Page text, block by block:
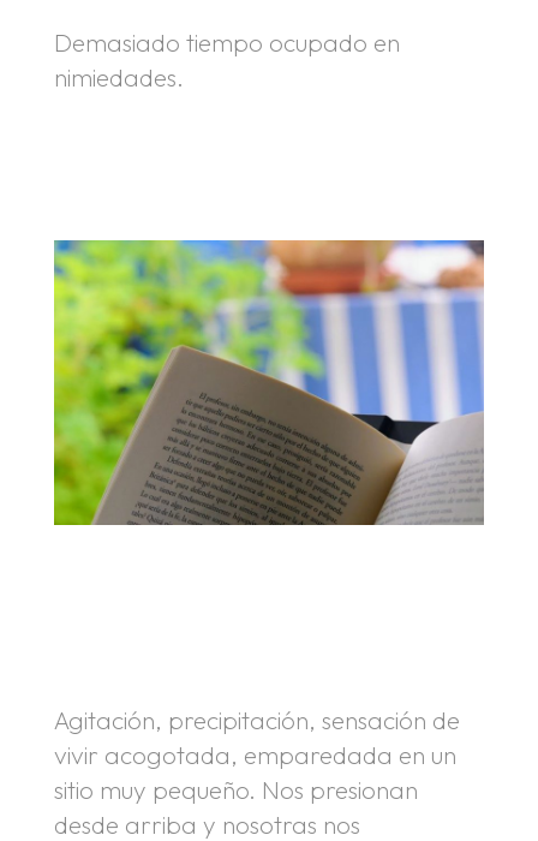
Demasiado tiempo ocupado en
nimiedades.
Agitación, precipitación, sensación de
vivir acogotada, emparedada en un
sitio muy pequeño. Nos presionan
desde arriba y nosotras nos